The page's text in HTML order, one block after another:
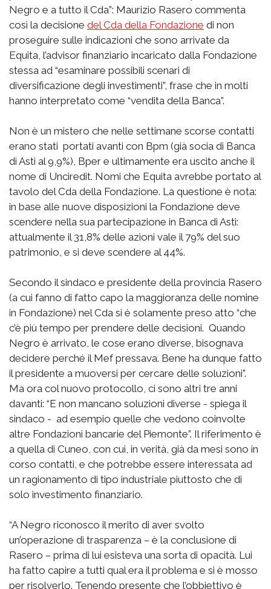
Negro e a tutto il Cda”: Maurizio Rasero commenta
così la decisione del Cda della Fondazione di non
proseguire sulle indicazioni che sono arrivate da
Equita, l’advisor finanziario incaricato dalla Fondazione
stessa ad “esaminare possibili scenari di
diversificazione degli investimenti”, frase che in molti
hanno interpretato come “vendita della Banca”.
Non è un mistero che nelle settimane scorse contatti
erano stati portati avanti con Bpm (già socia di Banca
di Asti al 9,9%), Bper e ultimamente era uscito anche il
nome di Unciredit. Nomi che Equita avrebbe portato al
tavolo del Cda della Fondazione. La questione è nota:
in base alle nuove disposizioni la Fondazione deve
scendere nella sua partecipazione in Banca di Asti:
attualmente il 31,8% delle azioni vale il 79% del suo
patrimonio, e si deve scendere al 44%.
Secondo il sindaco e presidente della provincia Rasero
(a cui fanno di fatto capo la maggioranza delle nomine
in Fondazione) nel Cda si è solamente preso atto “che
c’è più tempo per prendere delle decisioni. Quando
Negro è arrivato, le cose erano diverse, bisognava
decidere perché il Mef pressava. Bene ha dunque fatto
il presidente a muoversi per cercare delle soluzioni”.
Ma ora col nuovo protocollo, ci sono altri tre anni
davanti: “E non mancano soluzioni diverse - spiega il
sindaco - ad esempio quelle che vedono coinvolte
altre Fondazioni bancarie del Piemonte”. Il riferimento è
a quella di Cuneo, con cui, in verità, già da mesi sono in
corso contatti, e che potrebbe essere interessata ad
un ragionamento di tipo industriale piuttosto che di
solo investimento finanziario.
“A Negro riconosco il merito di aver svolto
un’operazione di trasparenza – è la conclusione di
Rasero – prima di lui esisteva una sorta di opacità. Lui
ha fatto capire a tutti qual era il problema e si è mosso
per risolverlo. Tenendo presente che l’obbiettivo è